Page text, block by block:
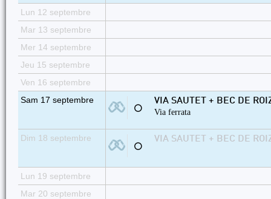
Lun 12 septembre
Mar 13 septembre
Mer 14 septembre
Jeu 15 septembre
Ven 16 septembre
Sam 17 septembre
⚪
VIA SAUTET + BEC DE
Via ferrata
Dim 18 septembre
⚪
VIA SAUTET + BEC DE
Lun 19 septembre
Mar 20 septembre